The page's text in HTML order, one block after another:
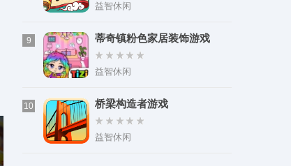
益智休闲
9 蒂奇镇粉色家居装饰游戏
益智休闲
10 桥梁构造者游戏
益智休闲